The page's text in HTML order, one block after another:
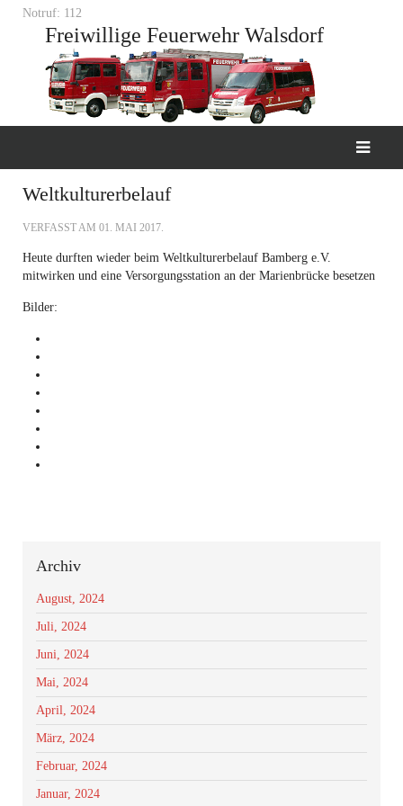
Notruf: 112
Freiwillige Feuerwehr Walsdorf
Weltkulturerbelauf
VERFASST AM 01. MAI 2017.
Heute durften wieder beim Weltkulturerbelauf Bamberg e.V.
mitwirken und eine Versorgungsstation an der Marienbrücke besetzen
Bilder:
Archiv
August, 2024
Juli, 2024
Juni, 2024
Mai, 2024
April, 2024
März, 2024
Februar, 2024
Januar, 2024